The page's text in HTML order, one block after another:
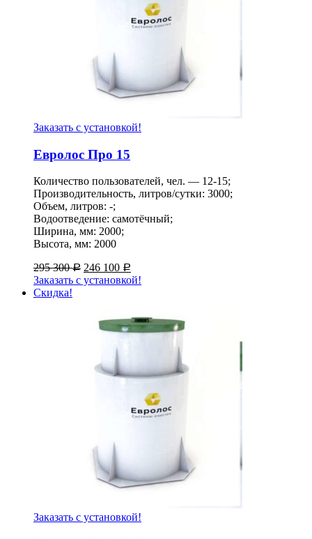
Заказать с установкой!
Евролос Про 15
Количество пользователей, чел. — 12-15;
Производительность, литров/сутки: 3000;
Объем, литров: -;
Водоотведение: самотёчный;
Ширина, мм: 2000;
Высота, мм: 2000
295 300Р 246 100 Р
Заказать с установкой!
Скидка!
Заказать с установкой!